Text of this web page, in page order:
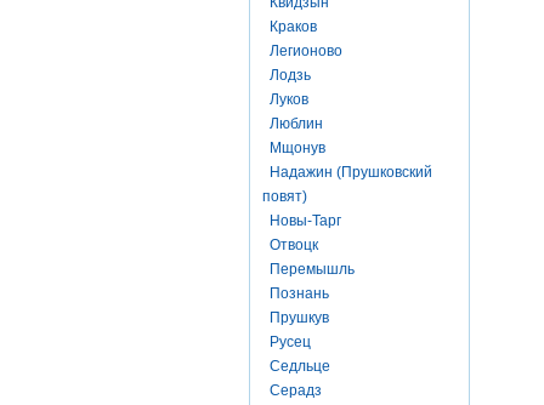
Краков
Легионово
Лодзь
Луков
Люблин
Мщонув
Надажин (Прушковский
повят)
Новы-Тарг
Отвоцк
Перемышль
Познань
Прушкув
Русец
Седльце
Серадз